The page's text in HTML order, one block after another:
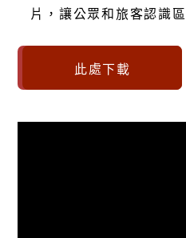
片，讓公眾和旅客認識
此處下載